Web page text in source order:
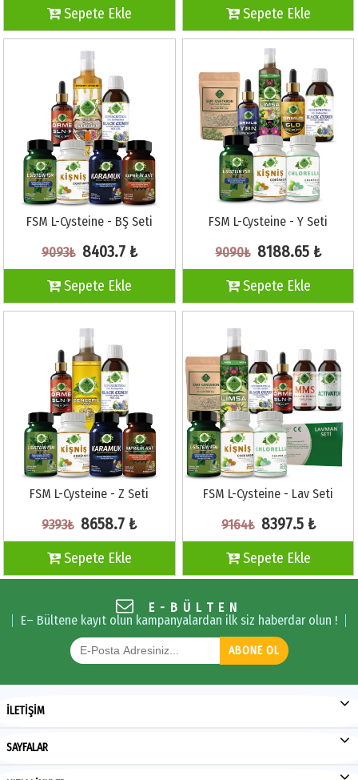
Sepete Ekle Sepete Ekle
FSM L-Cysteine - BŞ Seti
9093₺ 8403.7 ₺
Sepete Ekle
FSM L-Cysteine - Y Seti
9090₺ 8188.65 ₺
Sepete Ekle
FSM L-Cysteine - Z Seti
9393₺ 8658.7 ₺
Sepete Ekle
FSM L-Cysteine - Lav Seti
9164₺ 8397.5 ₺
Sepete Ekle
E-BÜLTEN
E– Bültene kayıt olun kampanyalardan ilk siz haberdar olun !
ABONE OL
İLETİŞİM
SAYFALAR